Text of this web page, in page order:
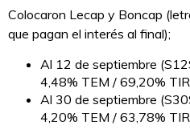
Colocaron Lecap y Boncap
que pagan el interés al final);
Al 12 de septiembre
4,48% TEM / 69,20%
Al 30 de septiembre
4,20% TEM / 63,78%